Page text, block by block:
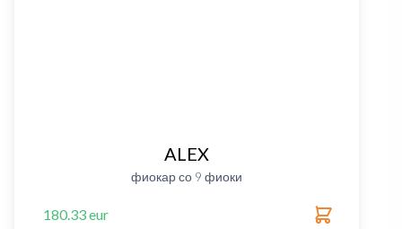
ALEX
фиокар со 9 фиоки
180.33 eur